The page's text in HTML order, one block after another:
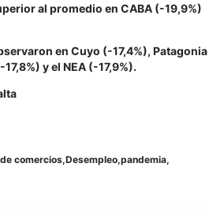
al promedio en CABA (-19,9%)
en Cuyo (-17,4%), Patagonia
y el NEA (-17,9%).
comercios Desempleo pandemia